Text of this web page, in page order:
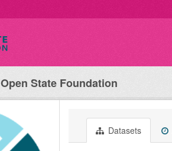
Open State Foundation
Datasets